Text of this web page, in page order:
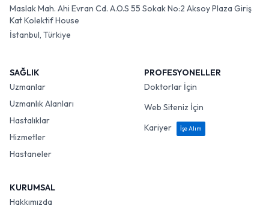
Maslak Mah. Ahi Evran Cd. A.O.S 55 Sokak No:2 Aksoy Plaza Giriş
Kat Kolektif House
İstanbul, Türkiye
SAĞLIK
Uzmanlar
Uzmanlık Alanları
Hastalıklar
Hizmetler
Hastaneler
PROFESYONELLER
Doktorlar İçin
Web Siteniz İçin
Kariyer
İşe Alım
KURUMSAL
Hakkımızda